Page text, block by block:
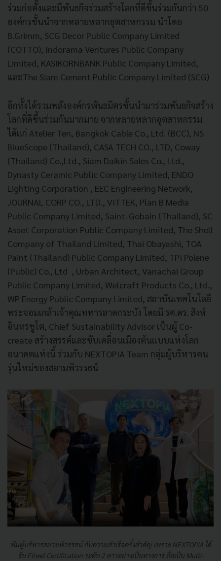
ร่วมก่อตั้งและมีพันธกิจร่วมสร้างโลกที่ดีขึ้นร่วมกันกว่า 50
องค์กรชั้นนำจากหลายหลากอุตสาหกรรม นำโดย
B.Grimm, SCG Decor Public Company Limited
(COTTO), Indorama Ventures Public Company
Limited, KASIKORNBANK Public Company Limited,
และThe Siam Cement Public Company Limited (SCG)
อีกทั้งได้รวมพลังองค์กรพันธมิตรชั้นนำมาร่วมพันธกิจสร้าง
โลกที่ดีขึ้นร่วมกันมากมาย จากหลายหลากอุตสาหกรรม
ได้แก่ Atelier Ten, Bangkok Cable Co., Ltd. (BCC), NS
BlueScope (Thailand), CASA TECH CO., LTD, Coway
(Thailand) Co.,Ltd., Siam Daikin Sales Co., Ltd.,
Dynasty Ceramic Public Company Limited, ENDO
Lighting Corporation , EEC Engineering Network,
JOURNAL CORP CO., LTD., VITTEK, Plan B Media
Public Company Limited, Saint-Gobain (Thailand), SC
Asset Corporation Public Company Limited, The Shell
Company of Thailand Limited, Thai Obayashi, TOA
Paint (Thailand) Public Company Limited, TPI Polene
(Public) Co., Ltd , Urban Architect, Vanachai Group
Public Company Limited, Welcraft Products Co., Ltd.,
WP Energy Public Company Limited, สถาบันเทคโนโลยี
พระจอมเกล้าเจ้าคุณทหารลาดกระบัง โดยมี รศ.ดร. สิงห์
อินทรชูโต, Chief Sustainability Advisor เป็นผู้ Co-
create สร้างสรรค์และขับเคลื่อนเมืองต้นแบบแห่งโลก
อนาคตแห่งนี้ ร่วมกับ NEXTOPIA Team กลุ่มผู้บริหารคน
รุ่นใหม่ของสยามพิวรรธน์
ทีมผู้บริหารสยามพิวรรธน์ กับความสำเร็จครั้งสำคัญ เพราะ NEXTOPIA ได้
รับ Fitwel Certification ระดับ 2 ดาวอย่างเป็นทางการ ถือเป็น Multi-